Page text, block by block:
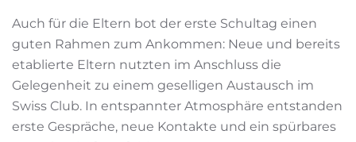
Auch für die Eltern bot der erste Schultag einen
guten Rahmen zum Ankommen: Neue und bereits
etablierte Eltern nutzten im Anschluss die
Gelegenheit zu einem geselligen Austausch im
Swiss Club. In entspannter Atmosphäre entstanden
erste Gespräche, neue Kontakte und ein spürbares